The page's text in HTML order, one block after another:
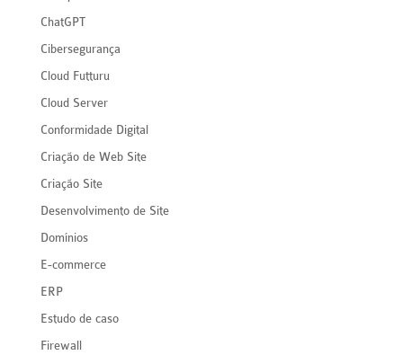
ChatGPT
Cibersegurança
Cloud Futturu
Cloud Server
Conformidade Digital
Criação de Web Site
Criação Site
Desenvolvimento de Site
Domínios
E-commerce
ERP
Estudo de caso
Firewall